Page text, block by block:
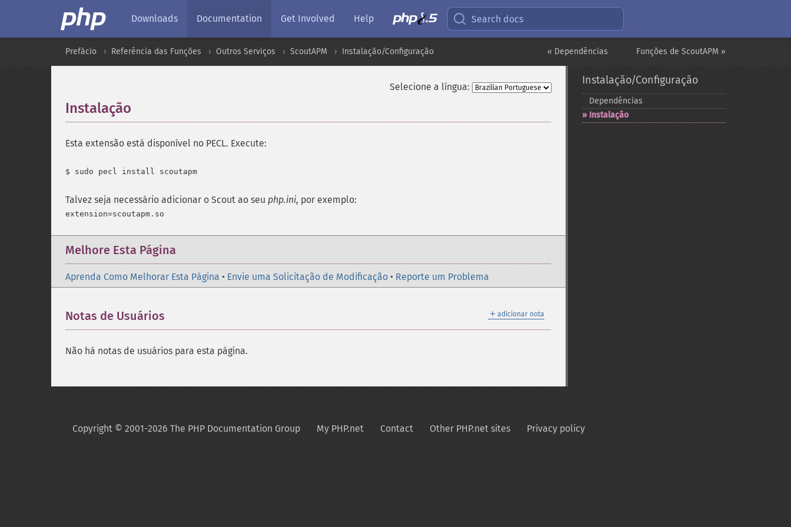
Downloads Documentation Get Involved Help Search docs
Funções de ScoutAPM »
« Dependências
Prefácio Referência das Funções Outros Serviços ScoutAPM Instalação/Configuração
Selecione a língua:
Instalação
Esta extensão está disponível no PECL. Execute:
Talvez seja necessário adicionar o Scout ao seu php.ini, por exemplo:
Melhore Esta Página
Aprenda Como Melhorar Esta Página • Envie uma Solicitação de Modificação • Reporte um Problema
＋ adicionar nota
Notas de Usuários
Não há notas de usuários para esta página.
Instalação/Configuração
Dependências
Instalação
Copyright © 2001-2026 The PHP Documentation Group My PHP.net Contact Other PHP.net sites Privacy policy